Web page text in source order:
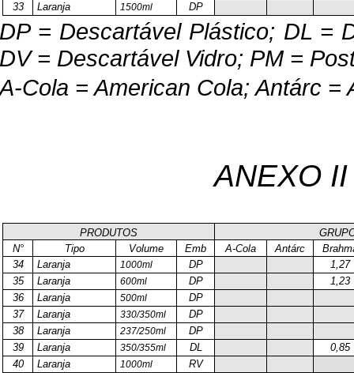
33
Laranja 1500ml DP
= Descartável Plástico; DL =
= Descartável Vidro; PM =
Cola = American Cola; Antárc =
ANEXO
PRODUTOS
N°
Tipo Volume Emb A-Cola Antárc
34
Laranja 1000ml DP
1,27
35
Laranja 600ml DP
1,23
36
Laranja 500ml
DP
37
Laranja 330/350ml
DP
38
Laranja 237/250ml
DP
39
Laranja 350/355ml DL
0,85
40
Laranja 1000ml
RV